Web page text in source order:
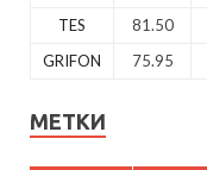
TES
81.50
GRIFON
75.95
МЕТКИ